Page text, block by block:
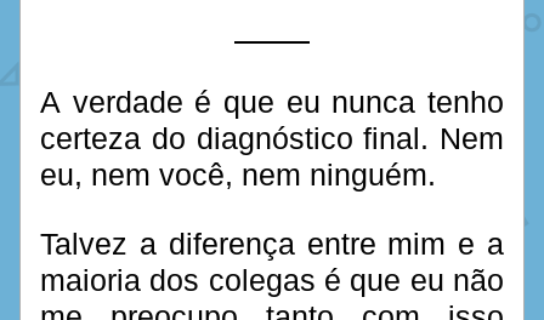
A verdade é que eu nunca tenho
certeza do diagnóstico final. Nem
eu, nem você, nem ninguém.
Talvez a diferença entre mim e a
maioria dos colegas é que eu não